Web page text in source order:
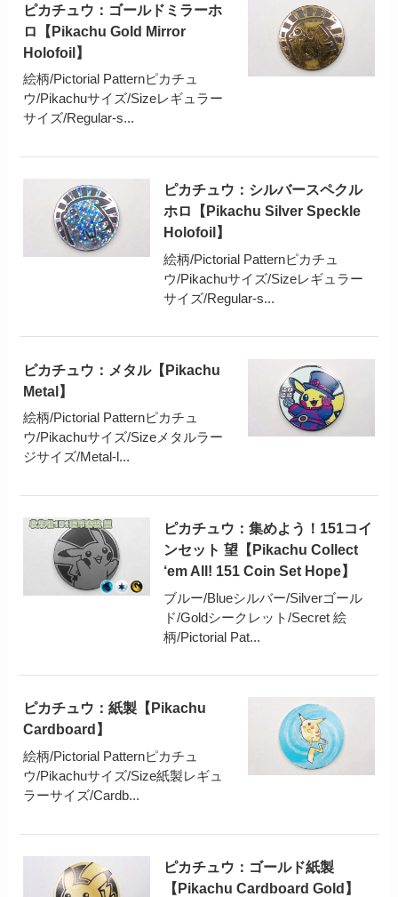
ピカチュウ：ゴールドミラーホ
ロ【Pikachu Gold Mirror
Holofoil】
絵柄/Pictorial Patternピカチュ
ウ/Pikachuサイズ/Sizeレギュラー
サイズ/Regular-s...
ピカチュウ：シルバースペクル
ホロ【Pikachu Silver Speckle
Holofoil】
絵柄/Pictorial Patternピカチュ
ウ/Pikachuサイズ/Sizeレギュラー
サイズ/Regular-s...
ピカチュウ：メタル【Pikachu
Metal】
絵柄/Pictorial Patternピカチュ
ウ/Pikachuサイズ/Sizeメタルラー
ジサイズ/Metal-l...
ピカチュウ：集めよう！151コイ
ンセット 望【Pikachu Collect
‘em All! 151 Coin Set Hope】
ブルー/Blueシルバー/Silverゴール
ド/Goldシークレット/Secret 絵
柄/Pictorial Pat...
ピカチュウ：紙製【Pikachu
Cardboard】
絵柄/Pictorial Patternピカチュ
ウ/Pikachuサイズ/Size紙製レギュ
ラーサイズ/Cardb...
ピカチュウ：ゴールド紙製
【Pikachu Cardboard Gold】